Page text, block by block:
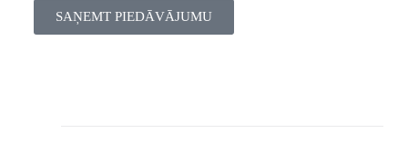
SAŅEMT PIEDĀVĀJUMU